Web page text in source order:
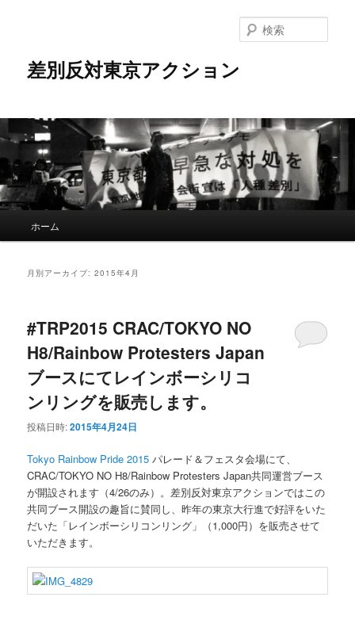
へ
移
動
移
動
差別反対東京アクション
索
ホーム
月別アーカイブ:2015年4月
#TRP2015 CRAC/TOKYO NO
H8/Rainbow Protesters Japan
ブースにてレインボーシリコ
ンリングを販売します。
投稿日時:2015年4月24日
Tokyo Rainbow Pride 2015 パレード＆フェスタ会場にて、
CRAC/TOKYO NO H8/Rainbow Protesters Japan共同運営ブース
が開設されます（4/26のみ）。差別反対東京アクションではこの
共同ブース開設の趣旨に賛同し、昨年の東京大行進で好評をいた
だいた「レインボーシリコンリング」（1,000円）を販売させて
いただきます。